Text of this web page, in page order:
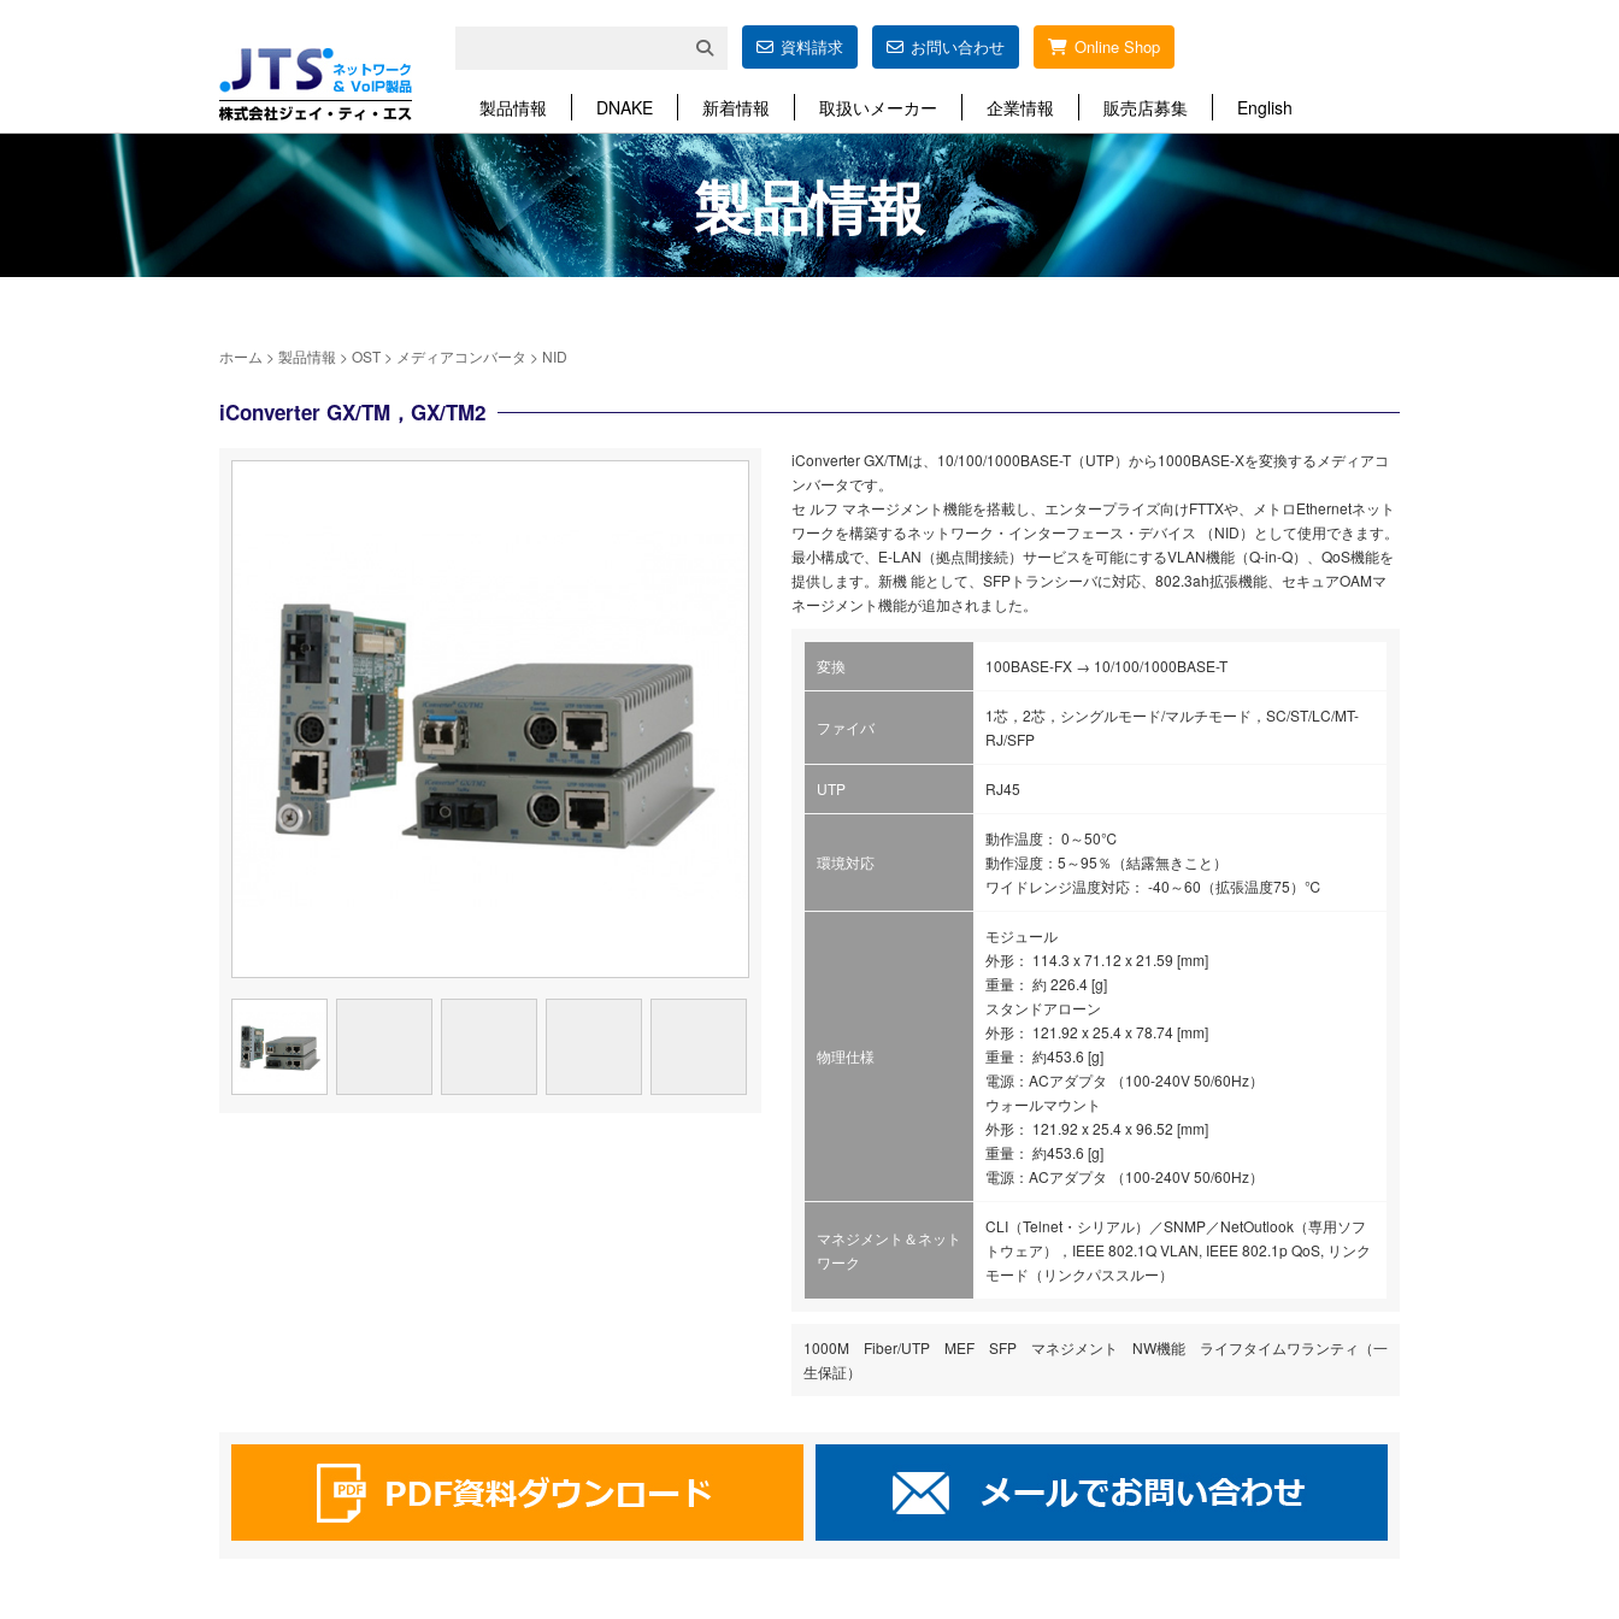
資料請求 お問い合わせ Online Shop
製品情報 DNAKE 新着情報 取扱いメーカー 企業情報 販売店募集 English
製品情報
ホーム > 製品情報 > OST > メディアコンバータ > NID
iConverter GX/TM，GX/TM2
iConverter GX/TMは、10/100/1000BASE-T（UTP）から1000BASE-Xを変換するメディアコ
ンバータです。
セ ルフ マネージメント機能を搭載し、エンタープライズ向けFTTXや、メトロEthernetネット
ワークを構築するネットワーク・インターフェース・デバイス （NID）として使用できます。
最小構成で、E-LAN（拠点間接続）サービスを可能にするVLAN機能（Q-in-Q）、QoS機能を
提供します。新機 能として、SFPトランシーバに対応、802.3ah拡張機能、セキュアOAMマ
ネージメント機能が追加されました。
変換 100BASE-FX → 10/100/1000BASE-T
ファイバ
1芯，2芯，シングルモード/マルチモード，SC/ST/LC/MT-
RJ/SFP
UTP RJ45
環境対応
動作温度： 0～50℃
動作湿度：5～95％（結露無きこと）
ワイドレンジ温度対応： -40～60（拡張温度75）℃
物理仕様
モジュール
外形： 114.3 x 71.12 x 21.59 [mm]
重量： 約 226.4 [g]
スタンドアローン
外形： 121.92 x 25.4 x 78.74 [mm]
重量： 約453.6 [g]
電源：ACアダプタ （100-240V 50/60Hz）
ウォールマウント
外形： 121.92 x 25.4 x 96.52 [mm]
重量： 約453.6 [g]
電源：ACアダプタ （100-240V 50/60Hz）
マネジメント＆ネット
ワーク
CLI（Telnet・シリアル）／SNMP／NetOutlook（専用ソフ
トウェア），IEEE 802.1Q VLAN, IEEE 802.1p QoS, リンク
モード（リンクパススルー）
1000M Fiber/UTP MEF SFP マネジメント NW機能 ライフタイムワランティ（一
生保証）